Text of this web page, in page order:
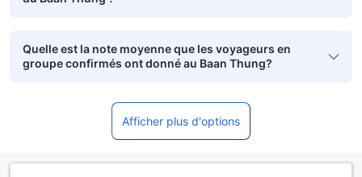
Quelle est la note moyenne que les voyageurs en
groupe confirmés ont donné au Baan Thung?
Afficher plus d'options